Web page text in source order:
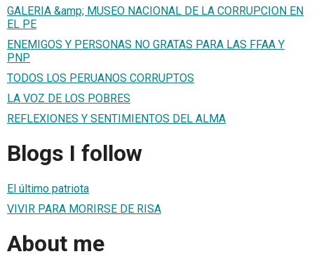
GALERIA &amp; MUSEO NACIONAL DE LA CORRUPCION EN
EL PE
ENEMIGOS Y PERSONAS NO GRATAS PARA LAS FFAA Y
PNP
TODOS LOS PERUANOS CORRUPTOS
LA VOZ DE LOS POBRES
REFLEXIONES Y SENTIMIENTOS DEL ALMA
Blogs I follow
El último patriota
VIVIR PARA MORIRSE DE RISA
About me